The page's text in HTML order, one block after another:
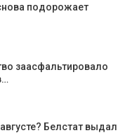
подорожает
заасфальтировало
Белстат выдал